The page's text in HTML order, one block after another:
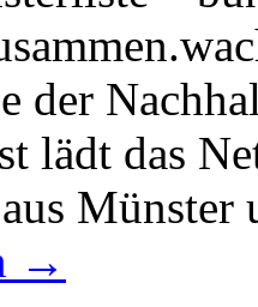
der
lädt das
Münster
→